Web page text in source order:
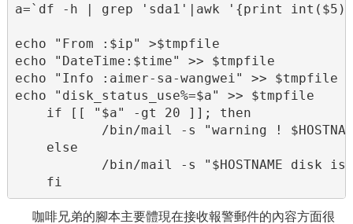
a=`df -h | grep 'sda1'|awk '{print
echo "From :$ip" >$tmpfile
echo "DateTime:$time" >> $tmpfile
echo "Info :aimer-sa-wangwei" >>
echo "disk_status_use%=$a" >> $tmpfile
    if [[ "$a" -gt 20 ]]; then
/bin/mail -s "warning !
    else
/bin/mail -s "$HOSTNAME disk
    fi
咖啡兄弟的腳本主要體現在接收報警郵件的內容方面很